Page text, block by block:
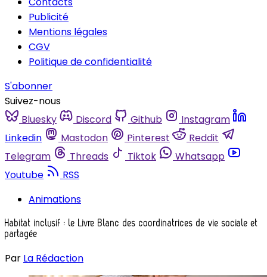
Publicité
Mentions légales
CGV
Politique de confidentialité
S'abonner
Suivez-nous
Bluesky
Discord Github
Instagram
Linkedin
Mastodon Pinterest
Reddit
Telegram
Threads Tiktok
Whatsapp
Youtube
RSS
Animations
Habitat inclusif : le Livre Blanc des coordinatrices de vie sociale et
partagée
Par La Rédaction